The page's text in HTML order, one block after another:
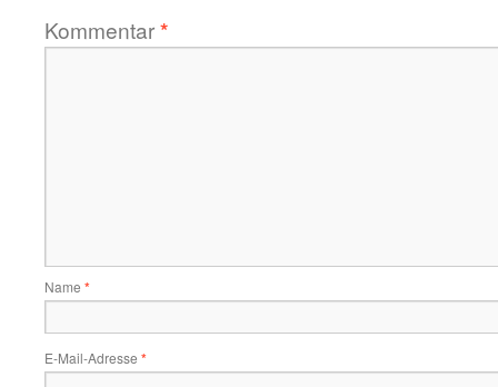
Kommentar*
Name *
E-Mail-Adresse *